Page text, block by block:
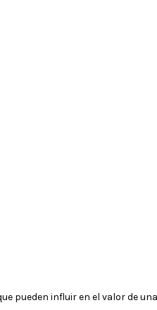
pueden influir en el valor de una